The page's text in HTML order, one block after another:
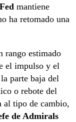
Fed mantiene
ha retomado una
rango estimado
el impulso y el
parte baja del
o rebote del
al tipo de cambio,
de Admirals